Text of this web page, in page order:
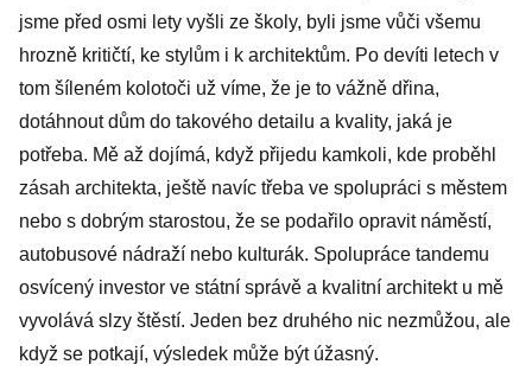
jsme před osmi lety vyšli ze školy, byli jsme vůči všemu
hrozně kritičtí, ke stylům i k architektům. Po devíti letech v
tom šíleném kolotoči už víme, že je to vážně dřina,
dotáhnout dům do takového detailu a kvality, jaká je
potřeba. Mě až dojímá, když přijedu kamkoli, kde proběhl
zásah architekta, ještě navíc třeba ve spolupráci s městem
nebo s dobrým starostou, že se podařilo opravit náměstí,
autobusové nádraží nebo kulturák. Spolupráce tandemu
osvícený investor ve státní správě a kvalitní architekt u mě
vyvolává slzy štěstí. Jeden bez druhého nic nezmůžou, ale
když se potkají, výsledek může být úžasný.